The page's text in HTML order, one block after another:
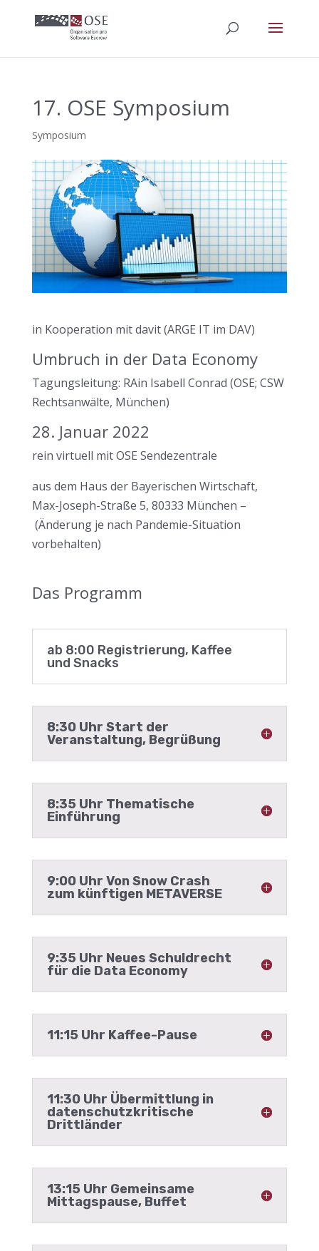
17. OSE Symposium
Symposium
in Kooperation mit davit (ARGE IT im DAV)
Umbruch in der Data Economy
Tagungsleitung: RAin Isabell Conrad (OSE; CSW
Rechtsanwälte, München)
28. Januar 2022
rein virtuell mit OSE Sendezentrale
aus dem Haus der Bayerischen Wirtschaft,
Max-Joseph-Straße 5, 80333 München –
(Änderung je nach Pandemie-Situation
vorbehalten)
Das Programm
ab 8:00 Registrierung, Kaffee
und Snacks
8:30 Uhr Start der
Veranstaltung, Begrüßung
8:35 Uhr Thematische
Einführung
9:00 Uhr Von Snow Crash
zum künftigen METAVERSE
9:35 Uhr Neues Schuldrecht
für die Data Economy
11:15 Uhr Kaffee-Pause
11:30 Uhr Übermittlung in
datenschutzkritische
Drittländer
13:15 Uhr Gemeinsame
Mittagspause, Buffet